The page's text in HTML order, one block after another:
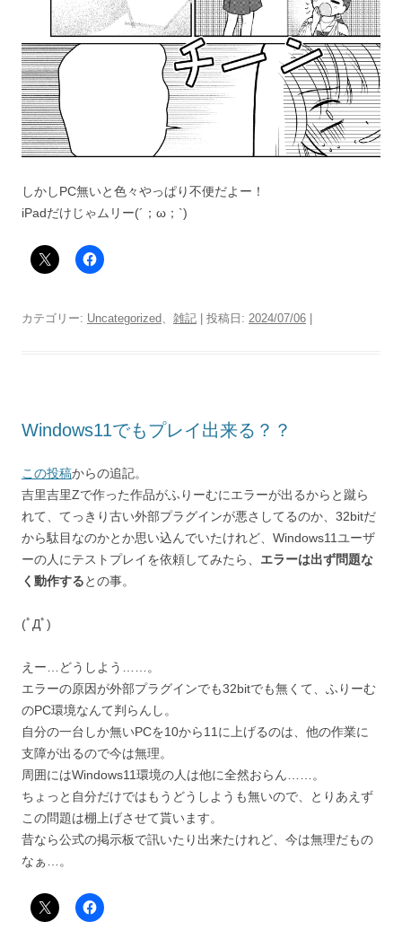
しかしPC無いと色々やっぱり不便だよー！
iPadだけじゃムリー(´；ω；`)
カテゴリー: Uncategorized、 雑記 | 投稿日: 2024/07/06
Windows11でもプレイ出来る？？
この投稿からの追記。
吉里吉里Zで作った作品がふりーむにエラーが出るからと蹴ら
れて、てっきり古い外部プラグインが悪さしてるのか、32bitだ
から駄目なのかとか思い込んでいたけれど、Windows11ユーザ
ーの人にテストプレイを依頼してみたら、 エラーは出ず問題な
く動作するとの事。
(ﾟДﾟ)
えー…どうしよう……。
エラーの原因が外部プラグインでも32bitでも無くて、ふりーむ
のPC環境なんて判らんし。
自分の一台しか無いPCを10から11に上げるのは、他の作業に
支障が出るので今は無理。
周囲にはWindows11環境の人は他に全然おらん……。
ちょっと自分だけではもうどうしようも無いので、とりあえず
この問題は棚上げさせて貰います。
昔なら公式の掲示板で訊いたり出来たけれど、今は無理だもの
なぁ…。